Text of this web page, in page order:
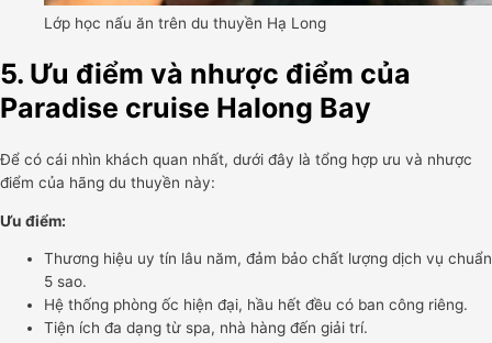
Lớp học nấu ăn trên du thuyền Hạ Long
5. Ưu điểm và nhược điểm của
Paradise cruise Halong Bay
Để có cái nhìn khách quan nhất, dưới đây là tổng hợp ưu và nhược
điểm của hãng du thuyền này:
Ưu điểm:
Thương hiệu uy tín lâu năm, đảm bảo chất lượng dịch vụ chuẩn
5 sao.
Hệ thống phòng ốc hiện đại, hầu hết đều có ban công riêng.
Tiện ích đa dạng từ spa, nhà hàng đến giải trí.